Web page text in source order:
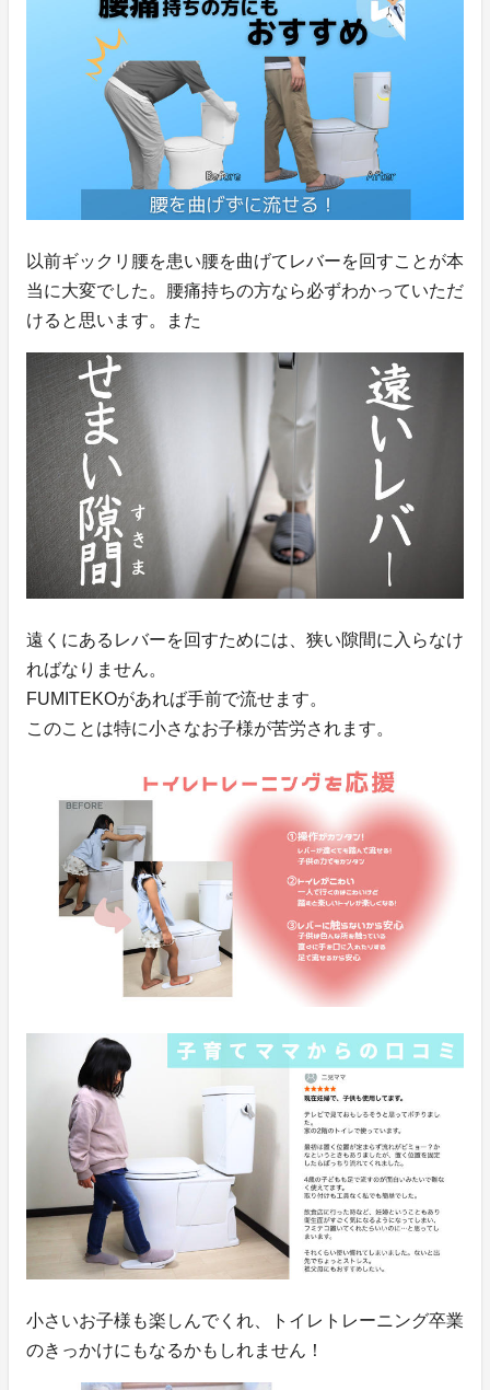
以前ギックリ腰を患い腰を曲げてレバーを回すことが本
当に大変でした。腰痛持ちの方なら必ずわかっていただ
けると思います。また
遠くにあるレバーを回すためには、狭い隙間に入らなけ
ればなりません。
FUMITEKOがあれば手前で流せます。
このことは特に小さなお子様が苦労されます。
小さいお子様も楽しんでくれ、トイレトレーニング卒業
のきっかけにもなるかもしれません！